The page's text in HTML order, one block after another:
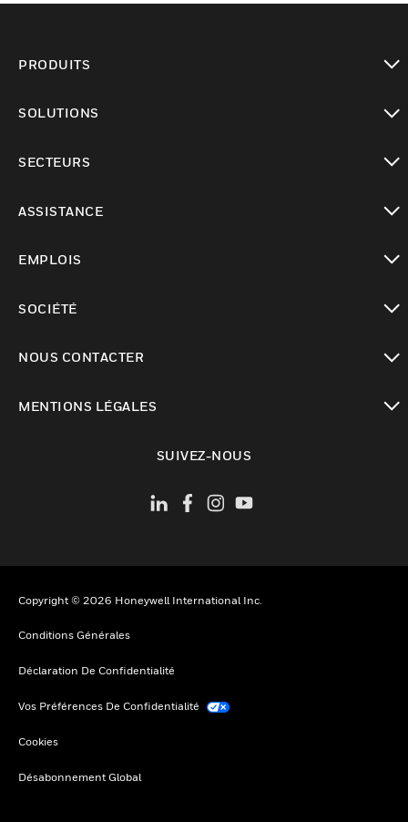
PRODUITS
SOLUTIONS
SECTEURS
ASSISTANCE
EMPLOIS
SOCIÉTÉ
NOUS CONTACTER
MENTIONS LÉGALES
SUIVEZ-NOUS
Copyright © 2026 Honeywell International Inc.
Conditions Générales
Déclaration De Confidentialité
Vos Préférences De Confidentialité
Cookies
Désabonnement Global